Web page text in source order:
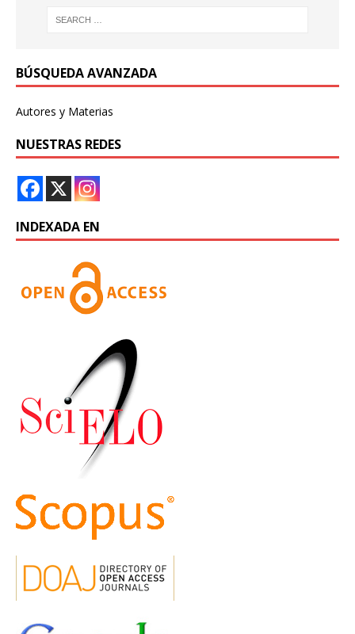
BÚSQUEDA AVANZADA
Autores y Materias
NUESTRAS REDES
INDEXADA EN